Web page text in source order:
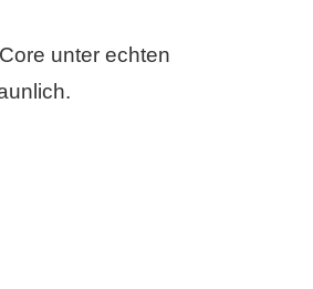
unter echten